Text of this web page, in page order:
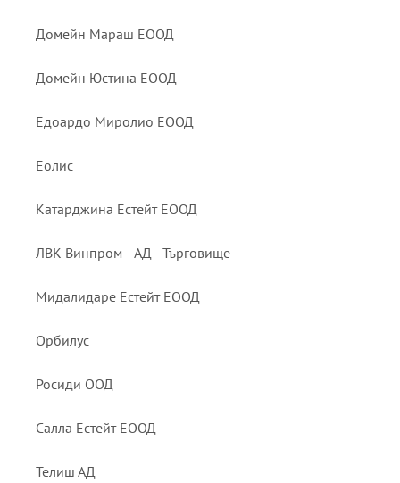
Домейн Мараш ЕООД
Домейн Юстина ЕООД
Едоардо Миролио ЕООД
Еолис
Катарджина Естейт ЕООД
ЛВК Винпром –АД –Търговище
Мидалидаре Естейт ЕООД
Орбилус
Росиди ООД
Салла Естейт ЕООД
Телиш АД